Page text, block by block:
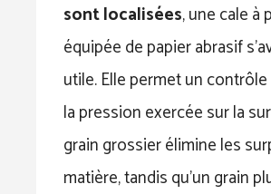
sont localisées, une cale à
équipée de papier abrasif
utile. Elle permet un
la pression exercée sur la
grain grossier élimine les
matière, tandis qu’un grain